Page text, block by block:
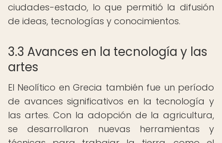
ciudades-estado, lo que permitió la difusión
de ideas, tecnologías y conocimientos.
3.3 Avances en la tecnología y las
artes
El Neolítico en Grecia también fue un período
de avances significativos en la tecnología y
las artes. Con la adopción de la agricultura,
se desarrollaron nuevas herramientas y